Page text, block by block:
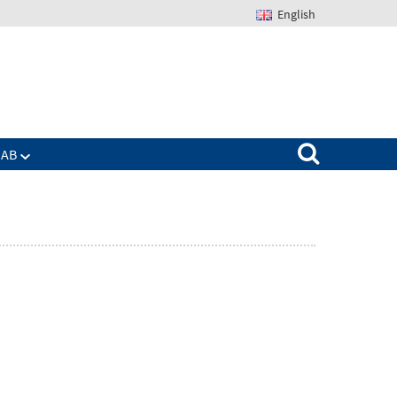
English
Zeige
Suchen nach: